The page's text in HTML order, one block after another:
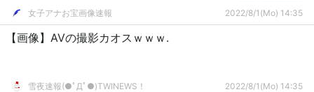
女子アナお宝画像速報 2022/8/1(Mo) 14:35
【画像】AVの撮影カオスｗｗｗ.
雪夜速報(●ﾟДﾟ●)TWINEWS！ 2022/8/1(Mo) 14:35